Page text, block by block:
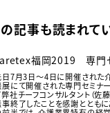
記事も読まれてい
福岡2019 専門
日7月3日〜4日に開催された
にて開催された専門セミナー
社チーフコンサルタント（佐
終了したことを感謝ととも